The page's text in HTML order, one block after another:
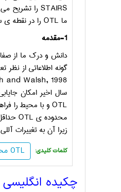
STAIRS را تشریح می
ما OTL را در نقطه ی سر
1-مقدمه
دانش و درک ما از
گونه اطلاعاتی از
and Walsh, 1998
سال اخیر امکان
OTLو با محیط را
محدوده ی OTL
زیرا آن به تغییرات
محل OTL :کلمات کلیدی
چکیده انگلیسی